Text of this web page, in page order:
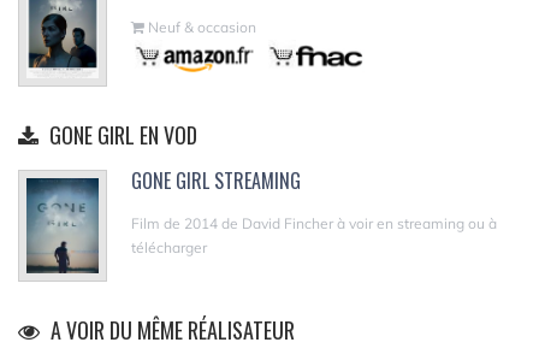
Neuf & occasion
GONE GIRL EN VOD
GONE GIRL STREAMING
Film de 2014 de David Fincher à voir en streaming ou à
télécharger
A VOIR DU MÊME RÉALISATEUR